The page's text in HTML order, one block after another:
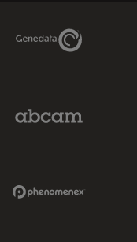
Genedata Link